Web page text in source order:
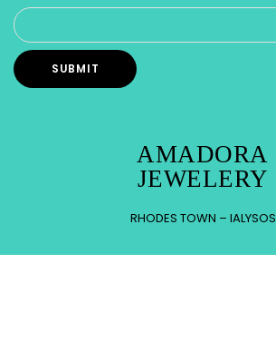
AMADORA
JEWELERY
RHODES TOWN – IALYSOS